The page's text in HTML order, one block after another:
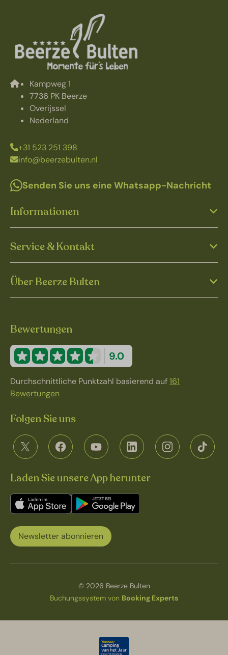
Kampweg 1
7736 PK Beerze
Overijssel
Nederland
+31 523 251 398
info@beerzebulten.nl
Senden Sie uns eine Whatsapp-Nachricht
Informationen
Service & Kontakt
Über Beerze Bulten
Bewertungen
9.0
Durchschnittliche Punktzahl basierend auf161
Bewertungen
Folgen Sie uns
Laden Sie unsere App herunter
Newsletter abonnieren
© 2026 Beerze Bulten
Buchungssystem von Booking Experts